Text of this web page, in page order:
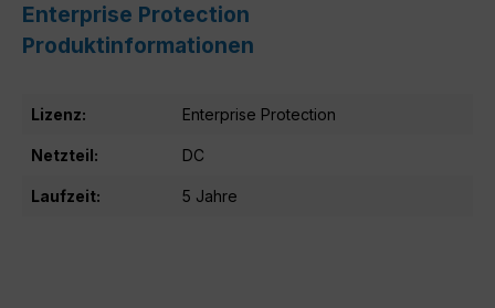
Enterprise Protection
Produktinformationen
Lizenz: Enterprise Protection
Netzteil: DC
Laufzeit: 5 Jahre